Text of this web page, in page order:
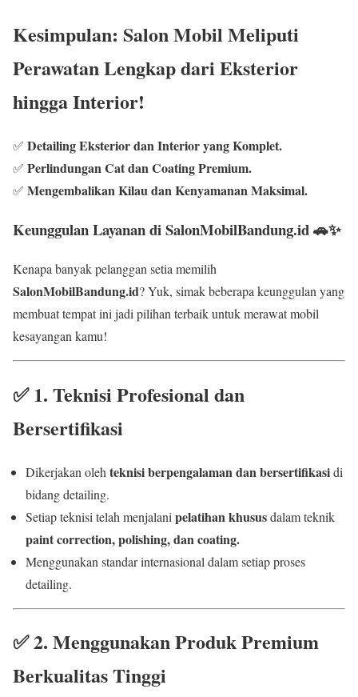
Kesimpulan: Salon Mobil Meliputi
Perawatan Lengkap dari Eksterior
hingga Interior!
✅ Detailing Eksterior dan Interior yang Komplet.
✅ Perlindungan Cat dan Coating Premium.
✅ Mengembalikan Kilau dan Kenyamanan Maksimal.
Keunggulan Layanan di SalonMobilBandung.id 🚗✨
Kenapa banyak pelanggan setia memilih
SalonMobilBandung.id? Yuk, simak beberapa keunggulan yang
membuat tempat ini jadi pilihan terbaik untuk merawat mobil
kesayangan kamu!
✅1. Teknisi Profesional dan
Bersertifikasi
Dikerjakan oleh teknisi berpengalaman dan bersertifikasidi
bidang detailing.
Setiap teknisi telah menjalani pelatihan khususdalam teknik
paint correction, polishing, dan coating.
Menggunakan standar internasional dalam setiap proses
detailing.
✅2. Menggunakan Produk Premium
Berkualitas Tinggi